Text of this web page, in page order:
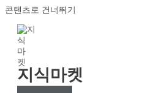
콘텐츠로 건너뛰기
지식마켓